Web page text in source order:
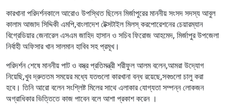
কারখানা পরিদর্শনকালে আরোও উপস্থিত ছিলেন মির্জাপুরের মাননীয় সংসদ সদস্য আবুল
কালাম আজাদ সিদ্দিকী এমপি,বাংলাদেশ টেক্সটাইল মিলস্ করপোরেশনের চেয়ারম্যান
বিগ্রেডিয়ার জেনারেল এসএম জাহিদ হাসান ও সচিব ফিরোজ আহমেদ, মির্জাপুর উপজেলা
নির্বাহী অফিসার খান সালমান হাবিব সহ প্রমূখ।
পরিদর্শন শেষে মাননীয় পাট ও বস্ত্র প্রতিমন্ত্রী শরীফুল আলম বলেন,আমরা উদ্যোগ
নিয়েছি,খুব দ্রুততম সময়ের মধ্যে যতগুলো কারখানা বন্ধ রয়েছে,সবগুলো চালু করা
হবে। তিনি আরো বলেন সংশ্লিষ্ট মিলের সাথে এলাকার যোগ্যতা সম্পন্ন লোকজন
অগ্রাধিকার ভিত্তিতে কাজ পাবেন বলে আশা প্রকাশ করেন ।